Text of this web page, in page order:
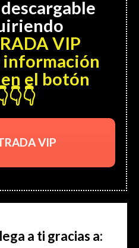
VIP
información
el botón
VIP
a ti gracias a: